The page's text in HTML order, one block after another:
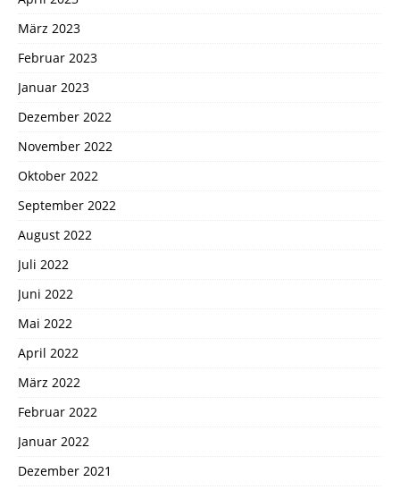
März 2023
Februar 2023
Januar 2023
Dezember 2022
November 2022
Oktober 2022
September 2022
August 2022
Juli 2022
Juni 2022
Mai 2022
April 2022
März 2022
Februar 2022
Januar 2022
Dezember 2021